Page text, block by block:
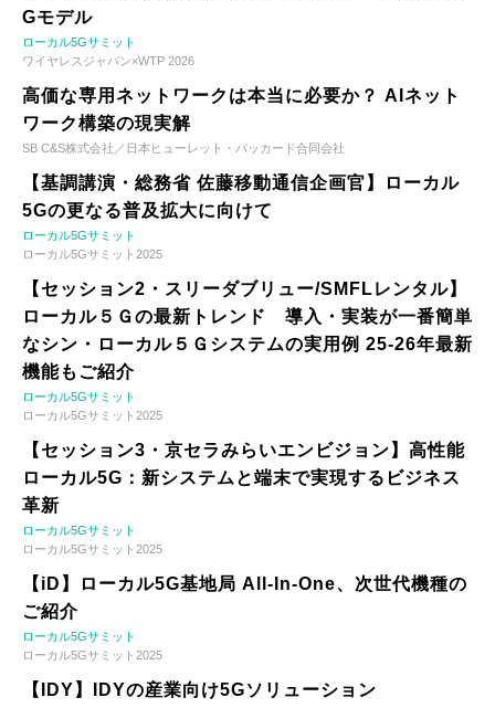
Gモデル
ローカル5Gサミット
ワイヤレスジャパン×WTP 2026
高価な専用ネットワークは本当に必要か？ AIネット
ワーク構築の現実解
SB C&S株式会社／日本ヒューレット・パッカード合同会社
【基調講演・総務省 佐藤移動通信企画官】ローカル
5Gの更なる普及拡大に向けて
ローカル5Gサミット
ローカル5Gサミット2025
【セッション2・スリーダブリュー/SMFLレンタル】
ローカル５Ｇの最新トレンド 導入・実装が一番簡単
なシン・ローカル５Ｇシステムの実用例 25-26年最新
機能もご紹介
ローカル5Gサミット
ローカル5Gサミット2025
【セッション3・京セラみらいエンビジョン】高性能
ローカル5G：新システムと端末で実現するビジネス
革新
ローカル5Gサミット
ローカル5Gサミット2025
【iD】ローカル5G基地局 All-In-One、次世代機種の
ご紹介
ローカル5Gサミット
ローカル5Gサミット2025
【IDY】IDYの産業向け5Gソリューション